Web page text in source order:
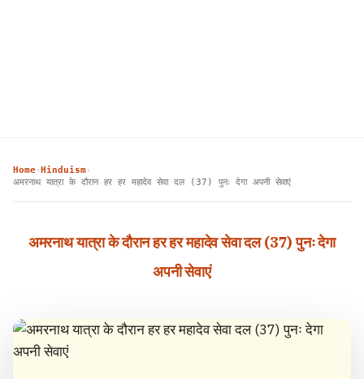
Home› Hinduism›
अमरनाथ यात्रा के दौरान हर हर महादेव सेवा दल (37) पुनः देगा अपनी सेवाएं
अमरनाथ यात्रा के दौरान हर हर महादेव सेवा दल (37) पुनः देगा
अपनी सेवाएं